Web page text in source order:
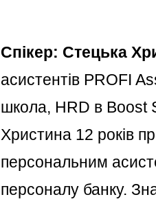
Спікер: Стецька
асистентів PROFI
школа, HRD в Boost
Христина 12 років
персональним
персоналу банку.